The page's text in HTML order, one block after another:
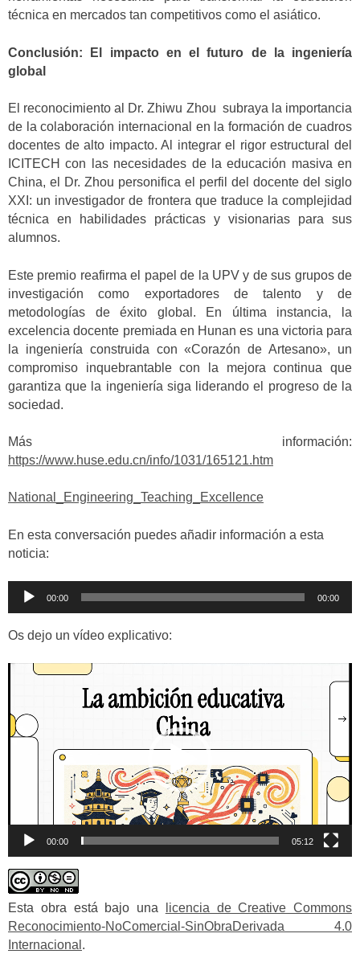
técnica en mercados tan competitivos como el asiático.
Conclusión: El impacto en el futuro de la ingeniería
global
El reconocimiento al Dr. Zhiwu Zhou subraya la importancia
de la colaboración internacional en la formación de cuadros
docentes de alto impacto. Al integrar el rigor estructural del
ICITECH con las necesidades de la educación masiva en
China, el Dr. Zhou personifica el perfil del docente del siglo
XXI: un investigador de frontera que traduce la complejidad
técnica en habilidades prácticas y visionarias para sus
alumnos.
Este premio reafirma el papel de la UPV y de sus grupos de
investigación como exportadores de talento y de
metodologías de éxito global. En última instancia, la
excelencia docente premiada en Hunan es una victoria para
la ingeniería construida con «Corazón de Artesano», un
compromiso inquebrantable con la mejora continua que
garantiza que la ingeniería siga liderando el progreso de la
sociedad.
Más información:
https://www.huse.edu.cn/info/1031/165121.htm
National_Engineering_Teaching_Excellence
En esta conversación puedes añadir información a esta
noticia:
Reproductor
00:00 00:00
Os dejo un vídeo explicativo:
Reproductor
00:00 05:12
Esta obra está bajo una
licencia de Creative Commons
Reconocimiento-NoComercial-SinObraDerivada 4.0
Internacional .